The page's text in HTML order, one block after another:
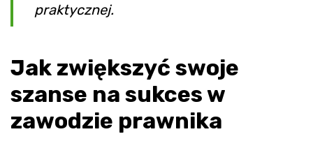
praktycznej.
Jak zwiększyć swoje
szanse na sukces w
zawodzie prawnika